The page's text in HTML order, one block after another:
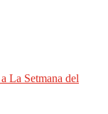
La Setmana del